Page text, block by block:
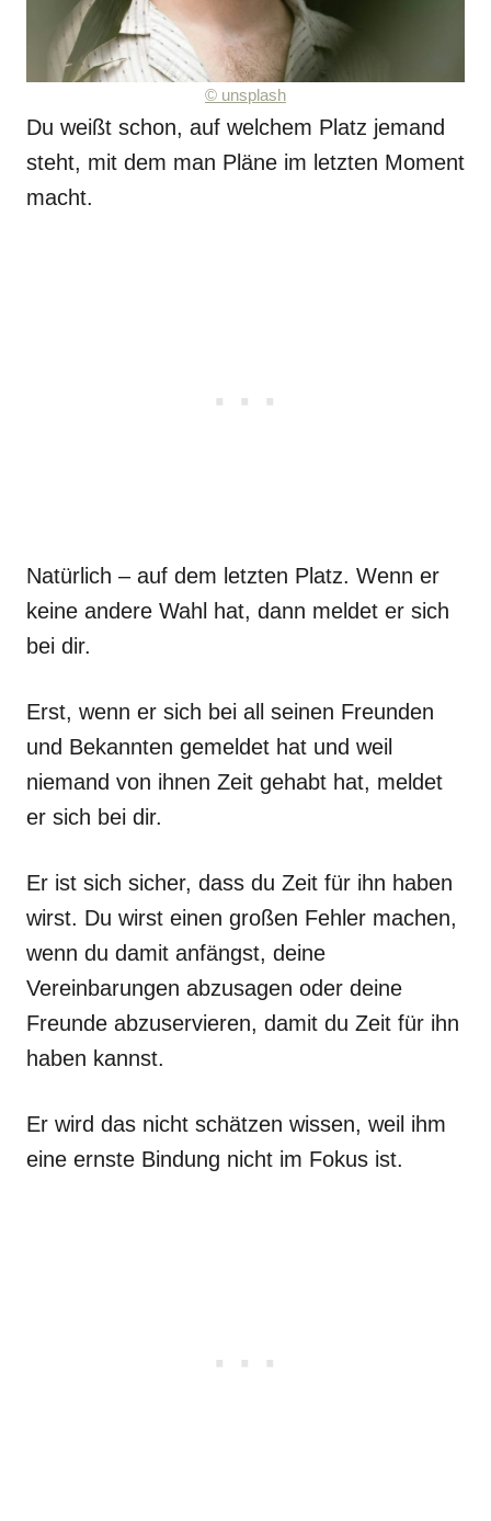
© unsplash
Du weißt schon, auf welchem Platz jemand
steht, mit dem man Pläne im letzten Moment
macht.
Natürlich – auf dem letzten Platz. Wenn er
keine andere Wahl hat, dann meldet er sich
bei dir.
Erst, wenn er sich bei all seinen Freunden
und Bekannten gemeldet hat und weil
niemand von ihnen Zeit gehabt hat, meldet
er sich bei dir.
Er ist sich sicher, dass du Zeit für ihn haben
wirst. Du wirst einen großen Fehler machen,
wenn du damit anfängst, deine
Vereinbarungen abzusagen oder deine
Freunde abzuservieren, damit du Zeit für ihn
haben kannst.
Er wird das nicht schätzen wissen, weil ihm
eine ernste Bindung nicht im Fokus ist.